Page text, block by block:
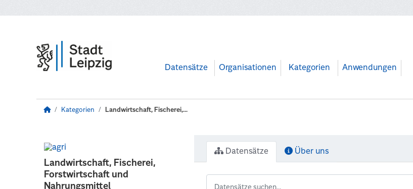
Datensätze Organisationen Kategorien Anwendungen
Kategorien Landwirtschaft, Fischerei,...
Landwirtschaft, Fischerei,
Forstwirtschaft und
Nahrungsmittel
Datensätze Über uns